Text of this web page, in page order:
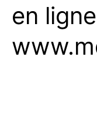
en ligne